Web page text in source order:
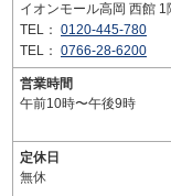
イオンモール高岡 西館 1
TEL： 0120-445-780
TEL： 0766-28-6200
営業時間
午前10時〜午後9時
定休日
無休